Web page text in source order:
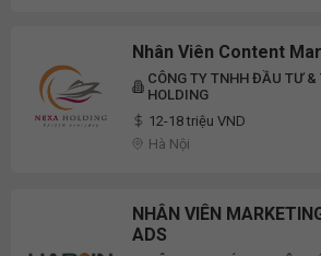
Nhân Viên Content
CÔNG TY TNHH ĐẦU TƯ &
HOLDING
12-18 triệu VND
Hà Nội
NHÂN VIÊN
ADS